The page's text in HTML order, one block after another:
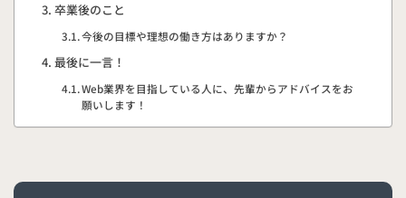
卒業後のこと
今後の目標や理想の働き方はありますか？
最後に一言！
Web業界を目指している人に、先輩からアドバイスをお
願いします！